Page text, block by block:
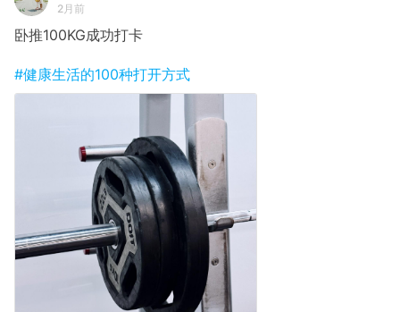
2月前
卧推100KG成功打卡
#健康生活的100种打开方式